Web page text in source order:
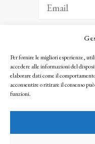
Per fornire le migliori esperienze,
accedere alle informazioni del
elaborare dati come il
acconsentire o ritirare il consenso
funzioni.
Facendo clic per iscriverti,
seguendo la nostra Privacy Policy
© 2025 Istituto Matteucci. All right
l’autorizzazione scritta dei